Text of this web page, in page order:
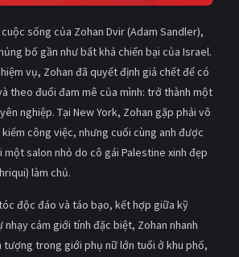
sống của Zohan Dvir (Adam Sandler),
bố gần như bất khả chiến bại của Israel.
vụ, Zohan đã quyết định giả chết để có
theo đuổi đam mê của mình: trở thành một
nghiệp. Tại New York, Zohan gặp phải vô
công việc, nhưng cuối cùng anh được
một salon nhỏ do cô gái Palestine xinh đẹp
làm chủ.
độc đáo và táo bạo, kết hợp giữa kỹ
nhạy cảm giới tính đặc biệt, Zohan nhanh
tượng trong giới phụ nữ lớn tuổi ở khu phố,